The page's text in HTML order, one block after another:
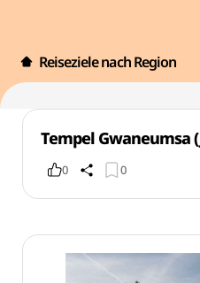
Reiseziele nach Region
Tempel Gwaneumsa
0 0